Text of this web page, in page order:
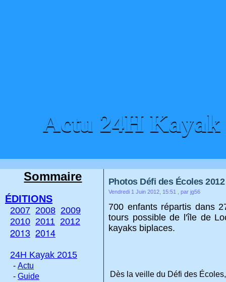
Actu 24H Kayak
Photos Défi des Écoles 2012
Vendredi 1 Juin 2012, 15:51 , par jg56
700 enfants répartis dans
tours possible de l'île de
kayaks biplaces.
Dès la veille du Défi des
Sommaire
ÉDITIONS
2007 2008 2009
2010 2011 2012
2013 2014
24H Kayak 2015
- Actu
- Guide